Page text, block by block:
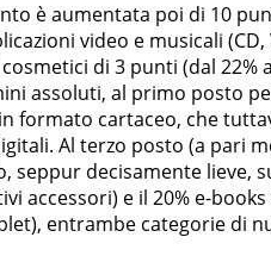
è aumentata poi di 10
video e musicali
di 3 punti (dal
assoluti, al primo posto
cartaceo, che
Al terzo posto (a pari
decisamente lieve,
accessori) e il 20% e-
entrambe categorie di